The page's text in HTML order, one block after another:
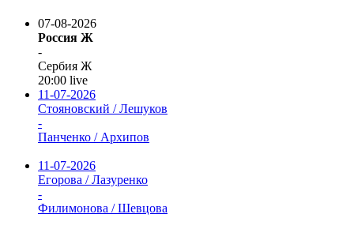
07-08-2026
Россия Ж
-
Сербия Ж
20:00 live
11-07-2026
Стояновский / Лешуков
-
Панченко / Архипов
11-07-2026
Егорова / Лазуренко
-
Филимонова / Шевцова